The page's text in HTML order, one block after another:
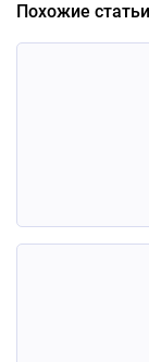
Похожие статьи